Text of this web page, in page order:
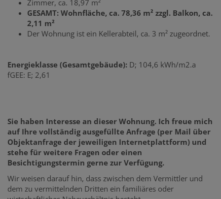
Zimmer, ca. 18,97 m²
GESAMT: Wohnfläche, ca. 78,36 m² zzgl. Balkon, ca.
2,11 m²
Der Wohnung ist ein Kellerabteil, ca. 3 m² zugeordnet.
Energieklasse (Gesamtgebäude): D; 104,6 kWh/m2.a
fGEE: E; 2,61
Sie haben Interesse an dieser Wohnung. Ich freue mich
auf Ihre vollständig ausgefüllte Anfrage (per Mail über
Objektanfrage der jeweiligen Internetplattform) und
stehe für weitere Fragen oder einen
Besichtigungstermin gerne zur Verfügung.
Wir weisen darauf hin, dass zwischen dem Vermittler und
dem zu vermittelnden Dritten ein familiäres oder